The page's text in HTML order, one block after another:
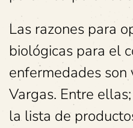
Las razones para
biológicas para el
enfermedades son
Vargas. Entre
la lista de